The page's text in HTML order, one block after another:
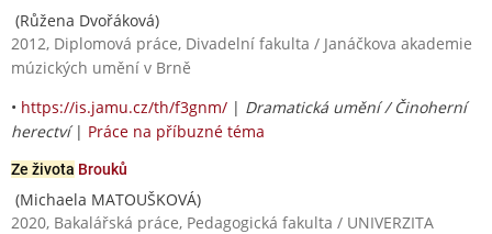
(Růžena Dvořáková)
2012, Diplomová práce, Divadelní fakulta / Janáčkova akademie
múzických umění v Brně
• https://is.jamu.cz/th/f3gnm/ | Dramatická umění / Činoherní
herectví| Práce na příbuzné téma
Ze života Brouků
(Michaela MATOUŠKOVÁ)
2020, Bakalářská práce, Pedagogická fakulta / UNIVERZITA